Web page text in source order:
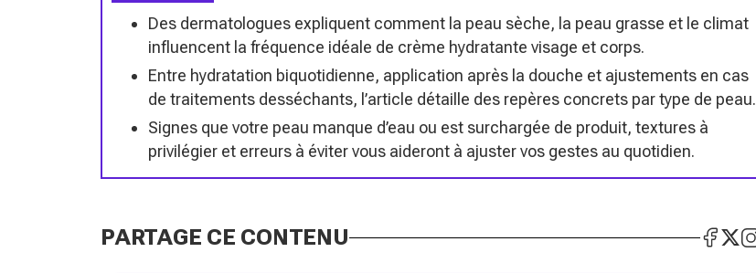
Des dermatologues expliquent comment la peau sèche, la peau grasse et le climat
influencent la fréquence idéale de crème hydratante visage et corps.
Entre hydratation biquotidienne, application après la douche et ajustements en cas
de traitements desséchants, l’article détaille des repères concrets par type de peau.
Signes que votre peau manque d’eau ou est surchargée de produit, textures à
privilégier et erreurs à éviter vous aideront à ajuster vos gestes au quotidien.
PARTAGE CE CONTENU